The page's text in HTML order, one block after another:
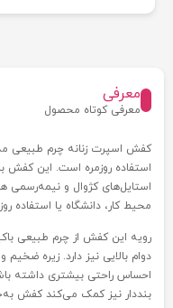
معرفی
معرفی کوتاه محصول
استفاده روزمره است. این کفش
استایل‌های کژوال و
محیط کار، دانشگاه یا استفاده
رویه این کفش از چرم طبیعی
دوام بالایی نیز دارد. زیره
احساس راحتی بیشتری داشته
بنددار نیز کمک می‌کند کفش